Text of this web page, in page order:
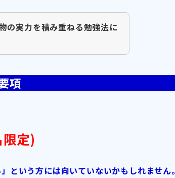
の実力を積み重ねる勉強法に
項
定)
という方には向いていないかもしれません。